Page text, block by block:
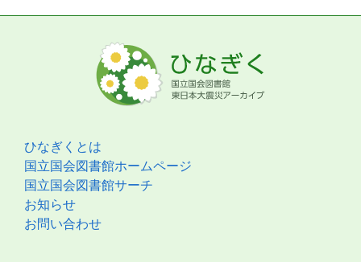
ひなぎくとは
国立国会図書館ホームページ
国立国会図書館サーチ
お知らせ
お問い合わせ